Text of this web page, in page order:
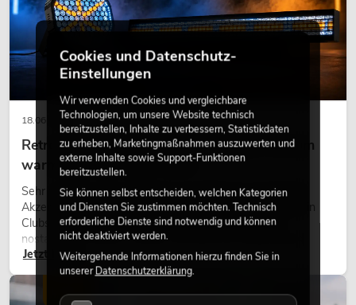
18.06.2026
Retro-Licht im modernen Lichtdesign: Warum
warmes Licht wieder wirkt
Sehr warmes Licht, sichtbare Leuchtflächen und farbige
Akzente prägen viele aktuelle Lichtdesigns auf Bühnen, in
Clubs und bei Events. Retro-Licht ist dabei kein rein
nostalgischer Effekt, sondern ein bewusst eingesetztes
Gestaltungsmittel: Es schafft Atmosphäre, gibt Szenen
Charakter und kann technische LED-Setups emotionaler
wirken lassen.
Jetzt lesen
LICHT
Cookies und Datenschutz-
Einstellungen
Wir verwenden Cookies und vergleichbare
Technologien, um unsere Website technisch
bereitzustellen, Inhalte zu verbessern, Statistikdaten
zu erheben, Marketingmaßnahmen auszuwerten und
externe Inhalte sowie Support-Funktionen
bereitzustellen.
Sie können selbst entscheiden, welchen Kategorien
und Diensten Sie zustimmen möchten. Technisch
erforderliche Dienste sind notwendig und können
nicht deaktiviert werden.
Weitergehende Informationen hierzu finden Sie in
unsererDatenschutzerklärung.